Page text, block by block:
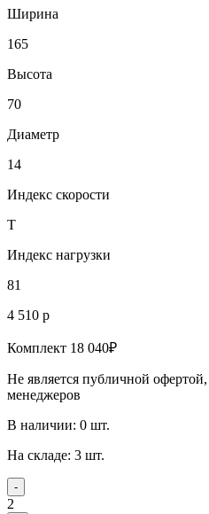
Ширина
165
Высота
70
Диаметр
14
Индекс скорости
T
Индекс нагрузки
81
4 510 р
Комплект 18 040₽
Не является публичной
менеджеров
В наличии: 0 шт.
На складе: 3 шт.
-
2